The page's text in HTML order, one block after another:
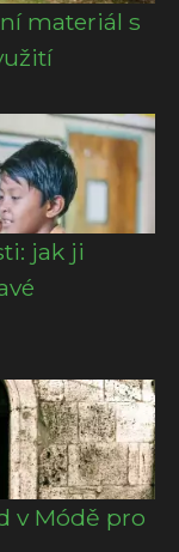
materiál s
jak ji
v Módě pro